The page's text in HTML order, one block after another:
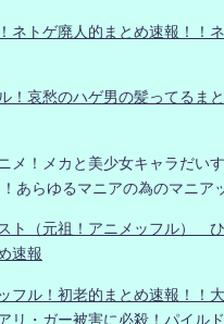
ネトゲ廃人的まとめ速報！！
！哀愁のハゲ男の髪ってるま
メ！メカと美少女キャラだい
あらゆるマニアの為のマニア
ト（元祖！アニメッフル）
速報
フル！初老的まとめ速報！！
リ・ガー被害に必殺！パイル